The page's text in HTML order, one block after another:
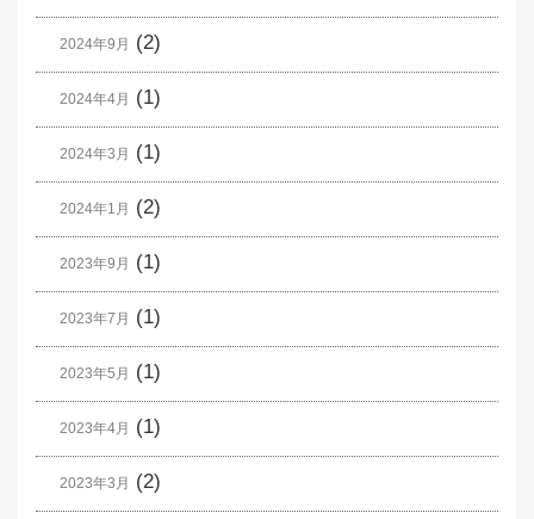
2024年9月 (2)
2024年4月 (1)
2024年3月 (1)
2024年1月 (2)
2023年9月 (1)
2023年7月 (1)
2023年5月 (1)
2023年4月 (1)
2023年3月 (2)